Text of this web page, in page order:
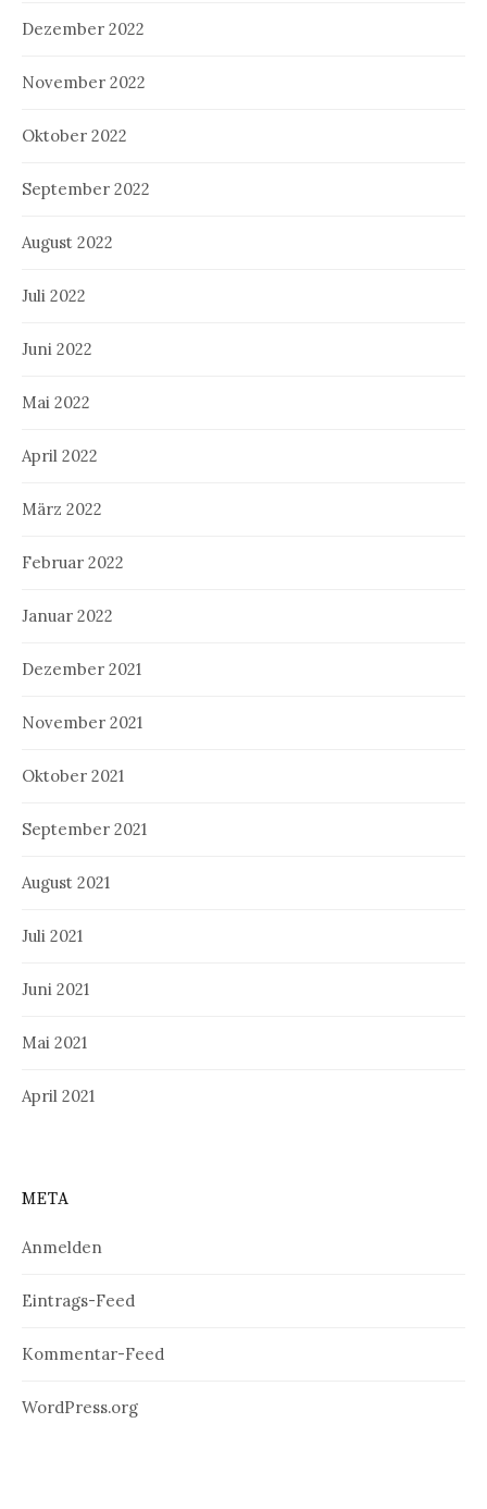
Dezember 2022
November 2022
Oktober 2022
September 2022
August 2022
Juli 2022
Juni 2022
Mai 2022
April 2022
März 2022
Februar 2022
Januar 2022
Dezember 2021
November 2021
Oktober 2021
September 2021
August 2021
Juli 2021
Juni 2021
Mai 2021
April 2021
META
Anmelden
Eintrags-Feed
Kommentar-Feed
WordPress.org